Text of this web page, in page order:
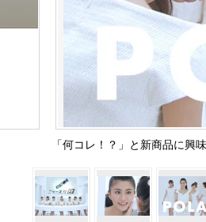
「何コレ！？」と新商品に